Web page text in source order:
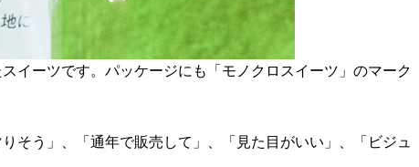
イーツです。パッケージにも「モノクロスイーツ」のマーク
そう」、「通年で販売して」、「見た目がいい」、「ビジュ